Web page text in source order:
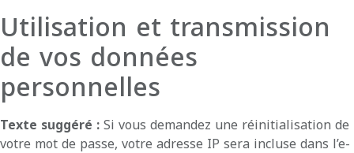
Utilisation et transmission
de vos données
personnelles
Texte suggéré :Si vous demandez une réinitialisation de
votre mot de passe, votre adresse IP sera incluse dans l’e-